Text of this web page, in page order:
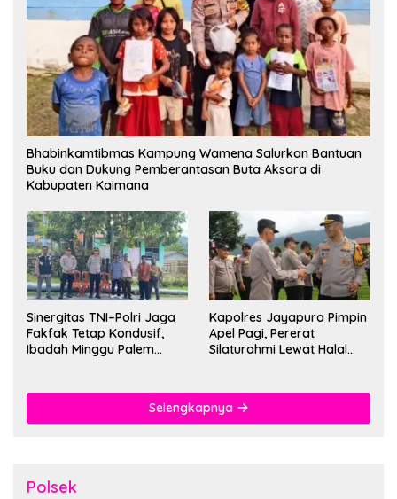
Bhabinkamtibmas Kampung Wamena Salurkan Bantuan
Buku dan Dukung Pemberantasan Buta Aksara di
Kabupaten Kaimana
Sinergitas TNI–Polri Jaga
Fakfak Tetap Kondusif,
Ibadah Minggu Palem
Kapolres Jayapura Pimpin
Apel Pagi, Pererat
Silaturahmi Lewat Halal
Selengkapnya
Polsek